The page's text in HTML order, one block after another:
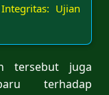
Ujian
tersebut juga
terhadap